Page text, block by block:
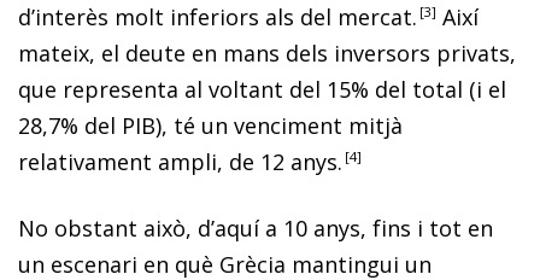
d’interès molt inferiors als del mercat. 3
Així
mateix, el deute en mans dels inversors privats,
que representa al voltant del 15% del total (i el
28,7% del PIB), té un venciment mitjà
relativament ampli, de 12 anys. 4
No obstant això, d’aquí a 10 anys, fins i tot en
un escenari en què Grècia mantingui un